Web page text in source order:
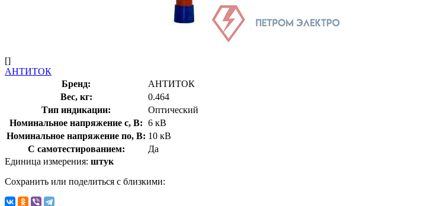
[]
АНТИТОК
Бренд:
АНТИТОК
Вес, кг:
0.464
Тип индикации:
Оптический
Номинальное напряжение с, В: 6 кВ
Номинальное напряжение по, В: 10 кВ
С самотестированием:
Да
Единица измерения: штук
Сохранить или поделиться с близкими: